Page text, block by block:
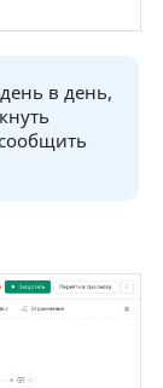
в день,